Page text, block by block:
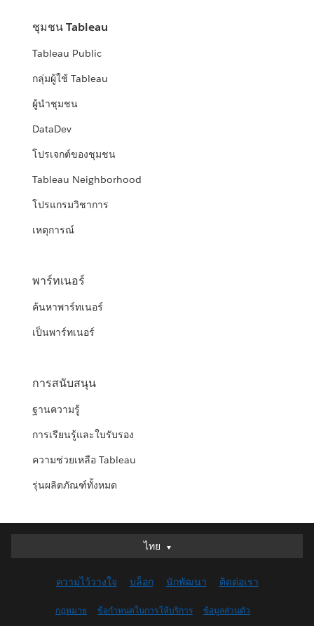
ชุมชน Tableau
Tableau Public
กลุ่มผู้ใช้ Tableau
ผู้นำชุมชน
DataDev
โปรเจกต์ของชุมชน
Tableau Neighborhood
โปรแกรมวิชาการ
เหตุการณ์
พาร์ทเนอร์
ค้นหาพาร์ทเนอร์
เป็นพาร์ทเนอร์
การสนับสนุน
ฐานความรู้
การเรียนรู้และใบรับรอง
ความช่วยเหลือ Tableau
รุ่นผลิตภัณฑ์ทั้งหมด
ไทย
ไทย
English (UK)
English (US)
ความไว้วางใจ บล็อก นักพัฒนา ติดต่อเรา
กฎหมาย ข้อกำหนดในการให้บริการ ข้อมูลส่วนตัว